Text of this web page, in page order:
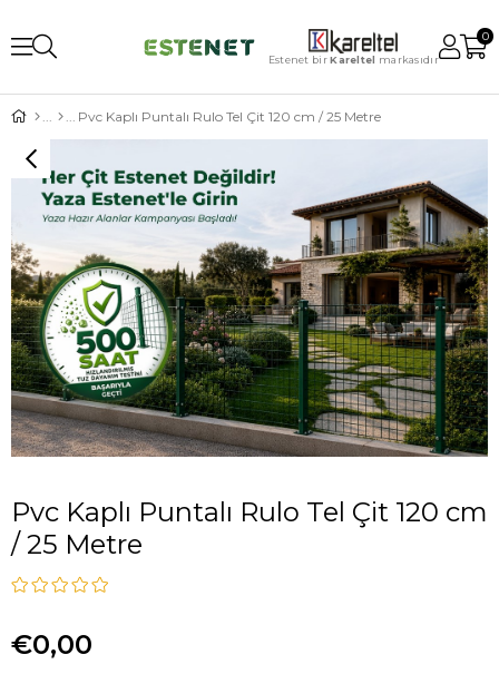
0
Estenet birKareltel markasıdır
Pvc Kaplı Puntalı Rulo Tel Çit 120 cm / 25 Metre
Pvc Kaplı Puntalı Rulo Tel Çit 120 cm
/ 25 Metre
€0,00